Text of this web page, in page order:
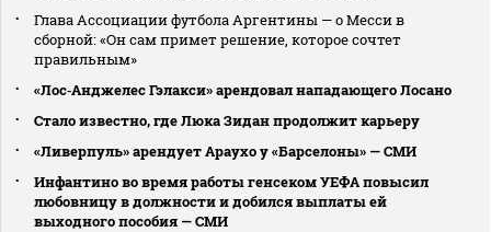
Глава Ассоциации футбола Аргентины — о Месси в
сборной: «Он сам примет решение, которое сочтет
правильным»
«Лос‑Анджелес Гэлакси» арендовал нападающего Лосано
Стало известно, где Люка Зидан продолжит карьеру
«Ливерпуль» арендует Араухо у «Барселоны» — СМИ
Инфантино во время работы генсеком УЕФА повысил
любовницу в должности и добился выплаты ей
выходного пособия — СМИ